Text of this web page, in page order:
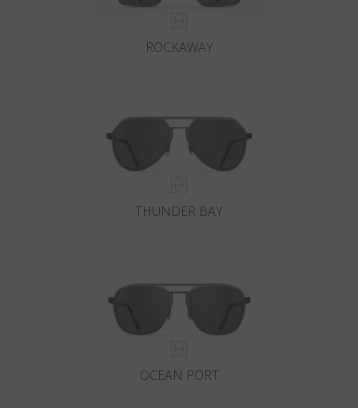
ROCKAWAY
THUNDER BAY
OCEAN PORT